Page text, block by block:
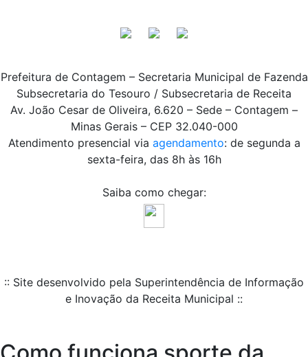
Prefeitura de Contagem – Secretaria Municipal de Fazenda
Subsecretaria do Tesouro / Subsecretaria de Receita
Av. João Cesar de Oliveira, 6.620 – Sede – Contagem –
Minas Gerais – CEP 32.040-000
Atendimento presencial via agendamento: de segunda a
sexta-feira, das 8h às 16h
Saiba como chegar:
:: Site desenvolvido pela Superintendência de Informação
e Inovação da Receita Municipal ::